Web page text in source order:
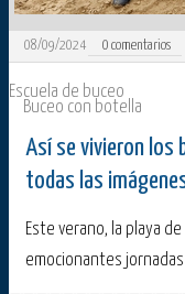
08/09/2024 0 comentarios
Escuela de buceo
Buceo con botella
Así se vivieron los
todas las
Este verano, la playa
emocionantes